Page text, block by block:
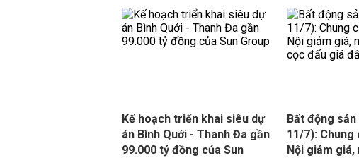
Kế hoạch triển khai siêu dự
án Bình Quới - Thanh Đa gần
99.000 tỷ đồng của Sun
Bất động
11/7): Chung
Nội giảm